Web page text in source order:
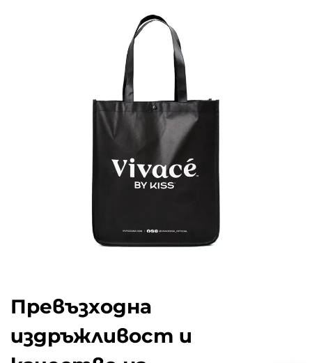
Превъзходна
издръжливост и